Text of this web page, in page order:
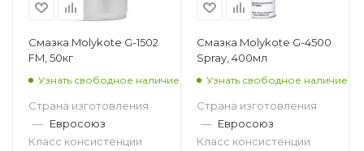
Смазка Molykote G-1502
FM, 50кг
Узнать свободное наличие
Страна изготовления
— Евросоюз
Класс консистенции
Смазка Molykote G-4500
Spray, 400мл
Узнать свободное наличие
Страна изготовления
— Евросоюз
Класс консистенции